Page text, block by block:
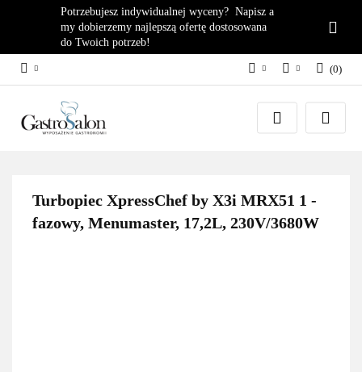
Potrzebujesz indywidualnej wyceny? Napisz a
my dobierzemy najlepszą ofertę dostosowana
do Twoich potrzeb!
EUR
Załóż konto
(0)
Turbopiec XpressChef by X3i MRX51 1 -
fazowy, Menumaster, 17,2L, 230V/3680W